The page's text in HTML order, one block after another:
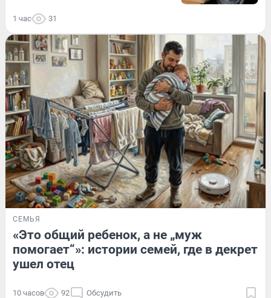
1 час 31
СЕМЬЯ
«Это общий ребенок, а не „муж
помогает“»: истории семей, где в декрет
ушел отец
10 часов 92 Обсудить